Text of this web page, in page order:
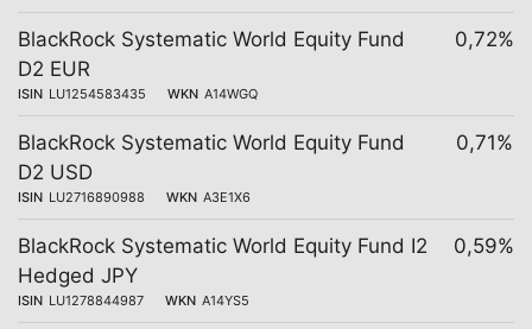
BlackRock Systematic World Equity Fund
D2 EUR
ISIN LU1254583435 WKN A14WGQ
0,72%
BlackRock Systematic World Equity Fund
D2 USD
ISIN LU2716890988 WKN A3E1X6
0,71%
BlackRock Systematic World Equity Fund I2
Hedged JPY
ISIN LU1278844987 WKN A14YS5
0,59%